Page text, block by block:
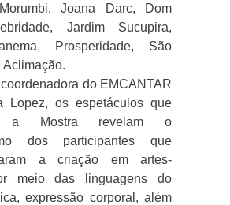
Joana Darc, Dom
Jardim Sucupira,
Prosperidade, São
Aclimação.
do EMCANTAR
Lopez, os espetáculos que
a Mostra revelam o
dos participantes que
a criação em artes-
meio das linguagens do
expressão corporal, além